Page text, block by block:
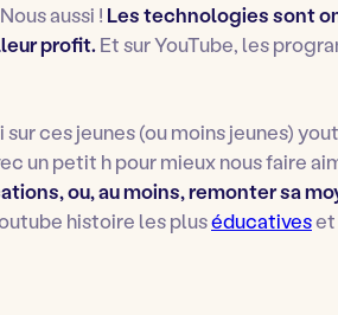
aussi ! Les technologies sont
profit.Et sur YouTube, les
sur ces jeunes (ou moins jeunes)
un petit h pour mieux nous faire
ou, au moins, remonter sa
histoire les pluséducativeset